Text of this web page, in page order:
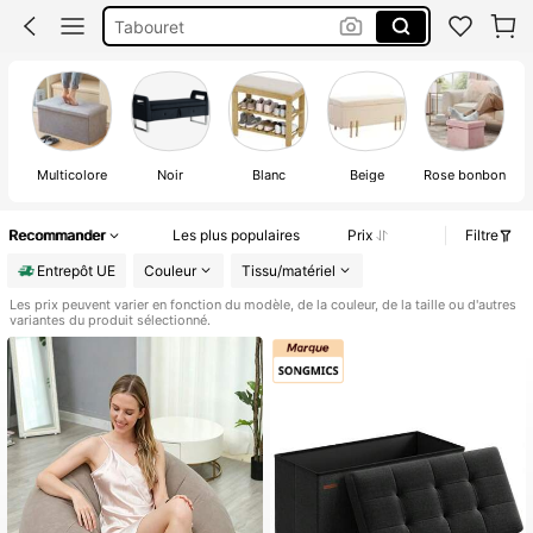
Tabouret
Pouf
Multicolore Noir Blanc Beige Rose bonbon
Recommander Les plus populaires Prix
Filtre
Entrepôt UE
Couleur Tissu/matériel
Les prix peuvent varier en fonction du modèle, de la couleur, de la taille ou d'autres
variantes du produit sélectionné.